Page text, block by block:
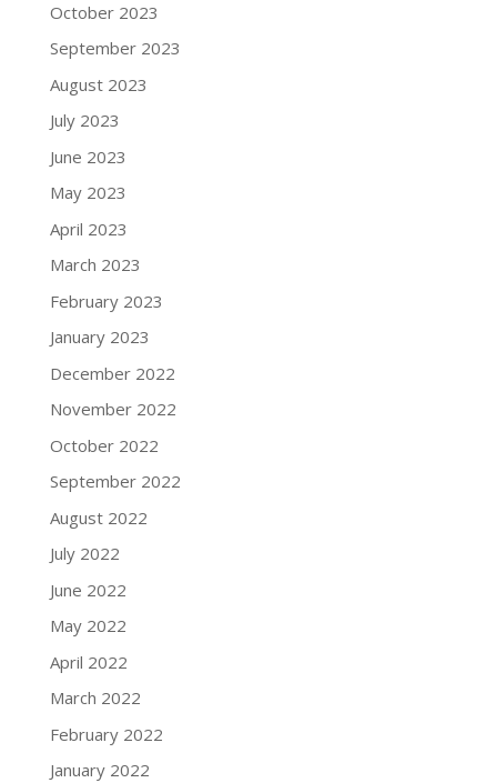
October 2023
September 2023
August 2023
July 2023
June 2023
May 2023
April 2023
March 2023
February 2023
January 2023
December 2022
November 2022
October 2022
September 2022
August 2022
July 2022
June 2022
May 2022
April 2022
March 2022
February 2022
January 2022